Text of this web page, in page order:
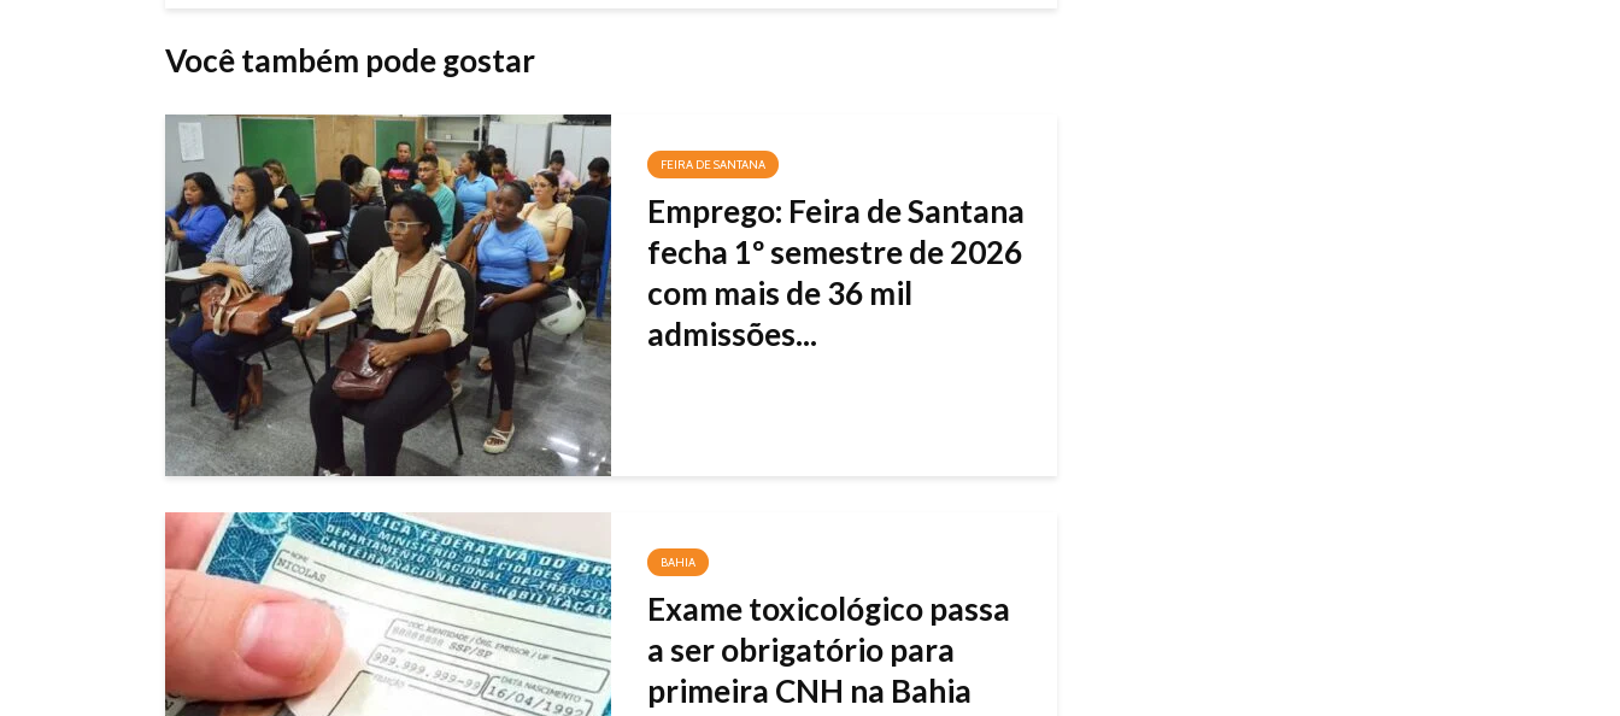
Você também pode gostar
FEIRA DE SANTANA
Emprego: Feira de Santana
fecha 1º semestre de 2026
com mais de 36 mil
admissões...
BAHIA
Exame toxicológico passa
a ser obrigatório para
primeira CNH na Bahia